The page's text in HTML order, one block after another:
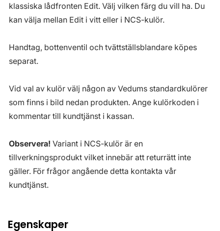
klassiska lådfronten Edit. Välj vilken färg du vill ha. Du
kan välja mellan Edit i vitt eller i NCS-kulör.
Handtag, bottenventil och tvättställsblandare köpes
separat.
Vid val av kulör välj någon av Vedums standardkulörer
som finns i bild nedan produkten. Ange kulörkoden i
kommentar till kundtjänst i kassan.
Observera! Variant i NCS-kulör är en
tillverkningsprodukt vilket innebär att returrätt inte
gäller. För frågor angående detta kontakta vår
kundtjänst.
Egenskaper